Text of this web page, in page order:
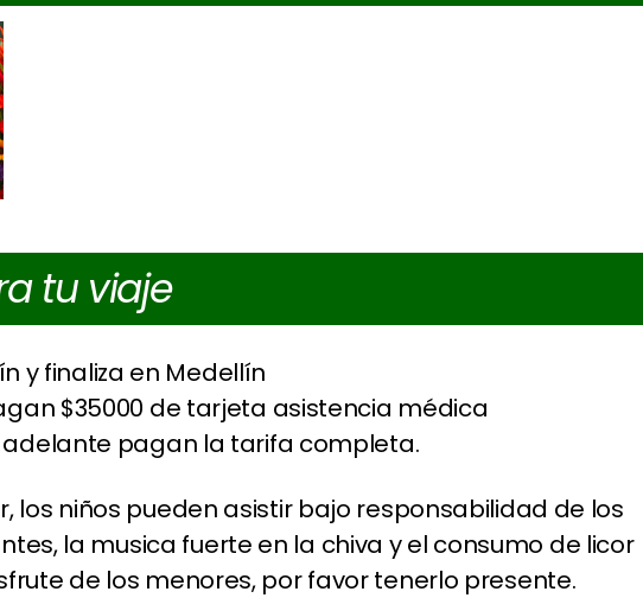
tu viaje
y finaliza en Medellín
$35000 de tarjeta asistencia médica
adelante pagan la tarifa completa.
los niños pueden asistir bajo responsabilidad de los
la musica fuerte en la chiva y el consumo de licor
de los menores, por favor tenerlo presente.